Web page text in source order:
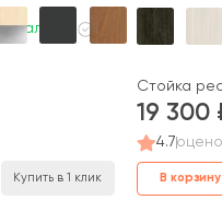
В наличии
Купить в 1 клик
Стойка
19 300
4.7
В корзину